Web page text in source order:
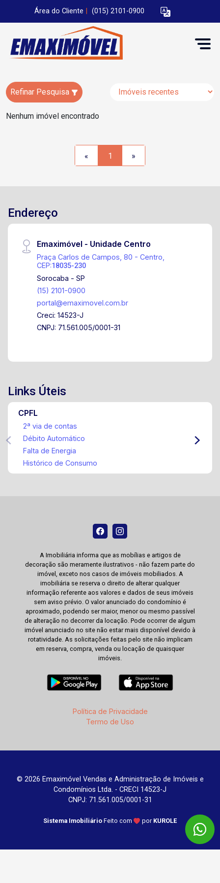
Área do Cliente (015) 2101-0900
Refinar Pesquisa
Nenhum imóvel encontrado
« 1 »
Endereço
Emaximóvel - Unidade Centro
Praça Carlos de Campos, 80 - Centro,
CEP:18035-230
Sorocaba - SP
(15) 2101-0900
portal@emaximovel.com.br
Creci: 14523-J
CNPJ: 71.561.005/0001-31
Links Úteis
CPFL
2ª via de contas
Débito Automático
Falta de Energia
Histórico de Consumo
A Imobiliária informa que as mobílias e artigos de
decoração são meramente ilustrativos - não fazem parte do
imóvel, exceto nos casos de imóveis mobiliados. A
imobiliária se reserva o direito de alterar qualquer
informação referente aos valores e dados de seus imóveis
sem aviso prévio. O valor anunciado do condomínio é
aproximado, podendo ser maior, menor ou mesmo passível
de alteração no decorrer da locação. Pode ocorrer de algum
imóvel anunciado no site não estar mais disponível devido à
rotatividade. As solicitações feitas pelo site não implicam
em reserva, compra, venda ou locação de quaisquer
imóveis.
Política de Privacidade
Termo de Uso
© 2026 Emaximóvel Vendas e Administração de Imóveis e
Condomínios Ltda. - CRECI 14523-J
CNPJ: 71.561.005/0001-31
Sistema Imobiliário Feito com por KUROLE